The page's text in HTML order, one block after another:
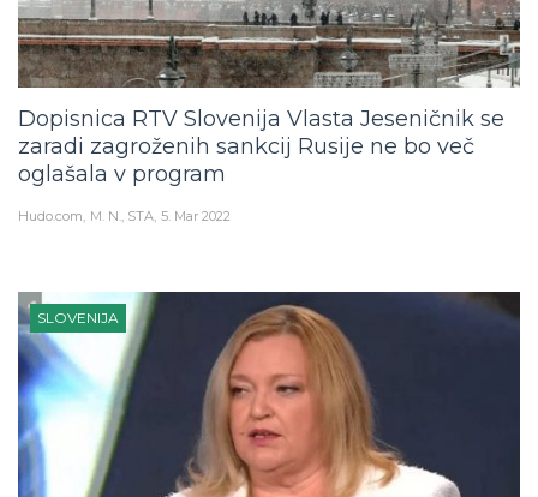
Dopisnica RTV Slovenija Vlasta Jeseničnik se
zaradi zagroženih sankcij Rusije ne bo več
oglašala v program
Hudo.com M. N., STA 5. Mar 2022
SLOVENIJA